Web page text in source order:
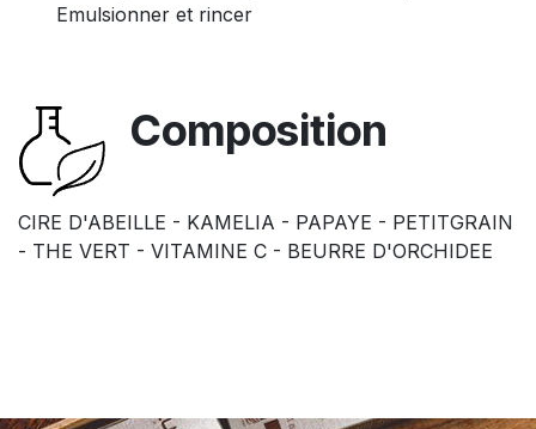
Emulsionner et rincer
Composition
CIRE D'ABEILLE - KAMELIA - PAPAYE - PETITGRAIN
- THE VERT - VITAMINE C - BEURRE D'ORCHIDEE